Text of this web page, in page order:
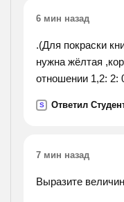
6 мин назад
.(Для покраски
нужна жёлтая
отношении 1,2: 2:
240г жёлтой
S Ответил
7 мин назад
Выразите